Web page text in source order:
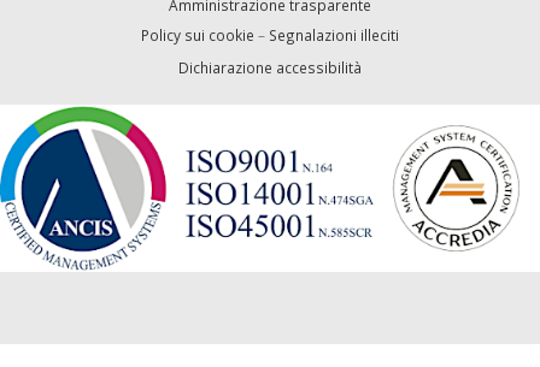
Amministrazione trasparente
Policy sui cookie – Segnalazioni illeciti
Dichiarazione accessibilità